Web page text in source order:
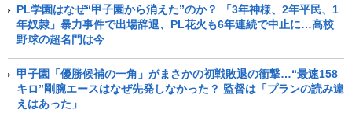
PL学園はなぜ“甲子園から消えた”のか？ 「3年神様、2年平民、1
年奴隷」暴力事件で出場辞退、PL花火も6年連続で中止に…高校
野球の超名門は今
甲子園「優勝候補の一角」がまさかの初戦敗退の衝撃…“最速158
キロ”剛腕エースはなぜ先発しなかった？ 監督は「プランの読み違
えはあった」